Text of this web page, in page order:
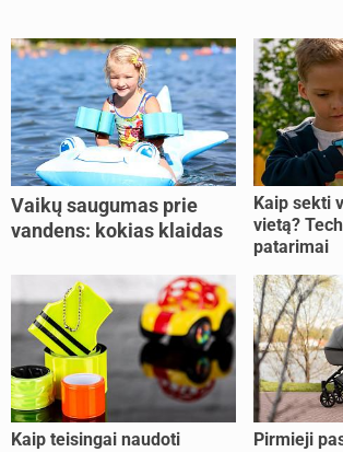
Vaikų saugumas prie
vandens: kokias klaidas
Kaip sekti
vietą?
patarimai
Kaip teisingai naudoti
Pirmieji